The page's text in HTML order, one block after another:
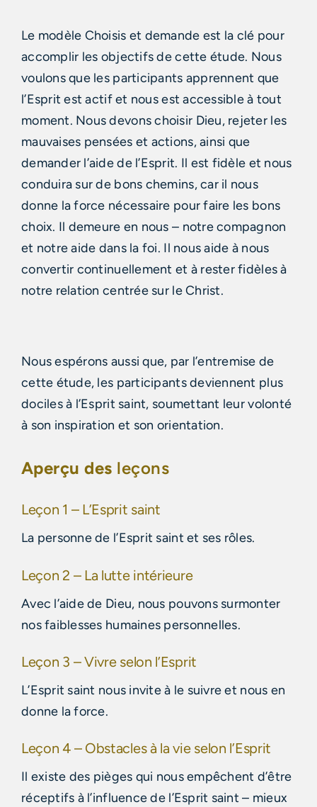
Le modèle Choisis et demande est la clé pour
accomplir les objectifs de cette étude. Nous
voulons que les participants apprennent que
l’Esprit est actif et nous est accessible à tout
moment. Nous devons choisir Dieu, rejeter les
mauvaises pensées et actions, ainsi que
demander l’aide de l’Esprit. Il est fidèle et nous
conduira sur de bons chemins, car il nous
donne la force nécessaire pour faire les bons
choix. Il demeure en nous – notre compagnon
et notre aide dans la foi. Il nous aide à nous
convertir continuellement et à rester fidèles à
notre relation centrée sur le Christ.
Nous espérons aussi que, par l’entremise de
cette étude, les participants deviennent plus
dociles à l’Esprit saint, soumettant leur volonté
à son inspiration et son orientation.
Aperçu des leçons
Leçon 1 – L’Esprit saint
La personne de l’Esprit saint et ses rôles.
Leçon 2 – La lutte intérieure
Avec l’aide de Dieu, nous pouvons surmonter
nos faiblesses humaines personnelles.
Leçon 3 – Vivre selon l’Esprit
L’Esprit saint nous invite à le suivre et nous en
donne la force.
Leçon 4 – Obstacles à la vie selon l’Esprit
Il existe des pièges qui nous empêchent d’être
réceptifs à l’influence de l’Esprit saint – mieux